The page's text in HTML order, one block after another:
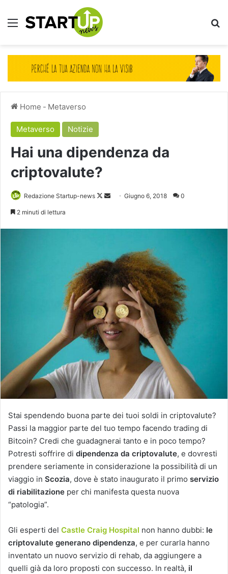
Menu
Home - Metaverso
Metaverso Notizie
Hai una dipendenza da
criptovalute?
Redazione Startup-news
Follow
Invia Giugno 6, 2018 0
2 minuti di lettura
Stai spendendo buona parte dei tuoi soldi in criptovalute?
Passi la maggior parte del tuo tempo facendo trading di
Bitcoin? Credi che guadagnerai tanto e in poco tempo?
Potresti soffrire di dipendenza da criptovalute, e dovresti
prendere seriamente in considerazione la possibilità di un
viaggio in Scozia, dove è stato inaugurato il primo servizio
di riabilitazione per chi manifesta questa nuova
“patologia”.
Gli esperti del Castle Craig Hospital non hanno dubbi: le
criptovalute generano dipendenza, e per curarla hanno
inventato un nuovo servizio di rehab, da aggiungere a
quelli già da loro proposti con successo. In realtà, il